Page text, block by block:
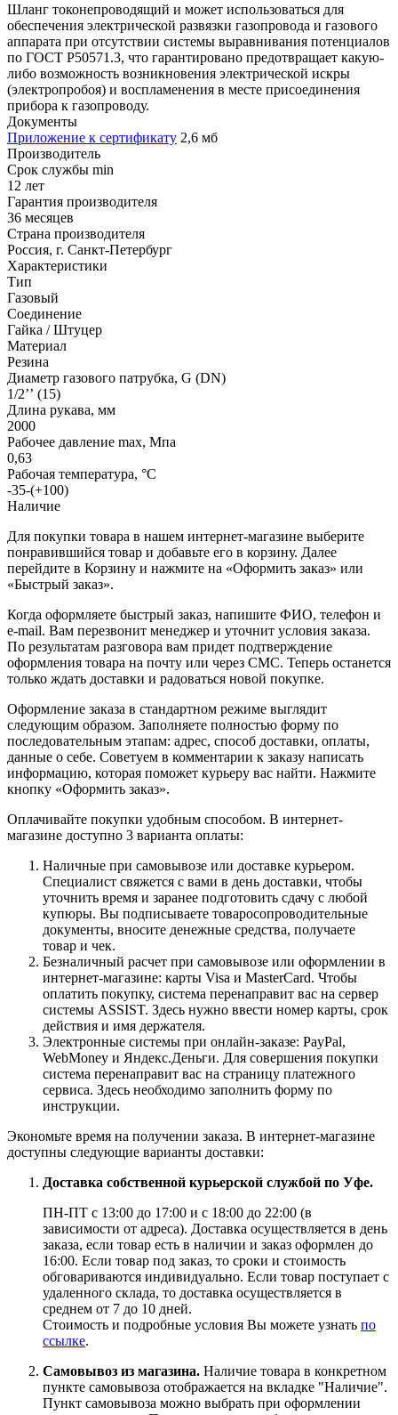
Шланг токонепроводящий и может использоваться для
обеспечения электрической развязки газопровода и газового
аппарата при отсутствии системы выравнивания потенциалов
по ГОСТ Р50571.3, что гарантировано предотвращает какую-
либо возможность возникновения электрической искры
(электропробоя) и воспламенения в месте присоединения
прибора к газопроводу.
Документы
Приложение к сертификату 2,6 мб
Производитель
Срок службы min
12 лет
Гарантия производителя
36 месяцев
Страна производителя
Россия, г. Санкт-Петербург
Характеристики
Тип
Газовый
Соединение
Гайка / Штуцер
Материал
Резина
Диаметр газового патрубка, G (DN)
1/2’’ (15)
Длина рукава, мм
2000
Рабочее давление max, Мпа
0,63
Рабочая температура, °С
-35-(+100)
Наличие
Для покупки товара в нашем интернет-магазине выберите
понравившийся товар и добавьте его в корзину. Далее
перейдите в Корзину и нажмите на «Оформить заказ» или
«Быстрый заказ».
Когда оформляете быстрый заказ, напишите ФИО, телефон и
e-mail. Вам перезвонит менеджер и уточнит условия заказа.
По результатам разговора вам придет подтверждение
оформления товара на почту или через СМС. Теперь останется
только ждать доставки и радоваться новой покупке.
Оформление заказа в стандартном режиме выглядит
следующим образом. Заполняете полностью форму по
последовательным этапам: адрес, способ доставки, оплаты,
данные о себе. Советуем в комментарии к заказу написать
информацию, которая поможет курьеру вас найти. Нажмите
кнопку «Оформить заказ».
Оплачивайте покупки удобным способом. В интернет-
магазине доступно 3 варианта оплаты:
Наличные при самовывозе или доставке курьером.
Специалист свяжется с вами в день доставки, чтобы
уточнить время и заранее подготовить сдачу с любой
купюры. Вы подписываете товаросопроводительные
документы, вносите денежные средства, получаете
товар и чек.
Безналичный расчет при самовывозе или оформлении в
интернет-магазине: карты Visa и MasterCard. Чтобы
оплатить покупку, система перенаправит вас на сервер
системы ASSIST. Здесь нужно ввести номер карты, срок
действия и имя держателя.
Электронные системы при онлайн-заказе: PayPal,
WebMoney и Яндекс.Деньги. Для совершения покупки
система перенаправит вас на страницу платежного
сервиса. Здесь необходимо заполнить форму по
инструкции.
Экономьте время на получении заказа. В интернет-магазине
доступны следующие варианты доставки:
Доставка собственной курьерской службой по Уфе.
ПН-ПТ с 13:00 до 17:00 и с 18:00 до 22:00 (в
зависимости от адреса). Доставка осуществляется в день
заказа, если товар есть в наличии и заказ оформлен до
16:00. Если товар под заказ, то сроки и стоимость
обговариваются индивидуально. Если товар поступает с
удаленного склада, то доставка осуществляется в
среднем от 7 до 10 дней.
Стоимость и подробные условия Вы можете узнать по
ссылке.
Самовывоз из магазина. Наличие товара в конкретном
пункте самовывоза отображается на вкладке "Наличие".
Пункт самовывоза можно выбрать при оформлении